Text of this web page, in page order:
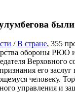
/В стране, 355
обороны РЮО
его
человеку.
управления и